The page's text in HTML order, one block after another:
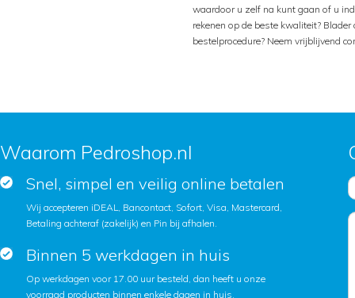
waardoor u zelf na kunt gaan of u
rekenen op de beste kwaliteit?
bestelprocedure? Neem vrijblijvend
Waarom Pedroshop.nl
Snel, simpel en veilig online betalen
Wij accepteren iDEAL, Bancontact, Sofort, Visa, Mastercard,
Betaling achteraf (zakelijk) en Pin bij afhalen.
Binnen 5 werkdagen in huis
Op werkdagen voor 17.00 uur besteld, dan heeft u onze
voorraad producten binnen enkele dagen in huis.